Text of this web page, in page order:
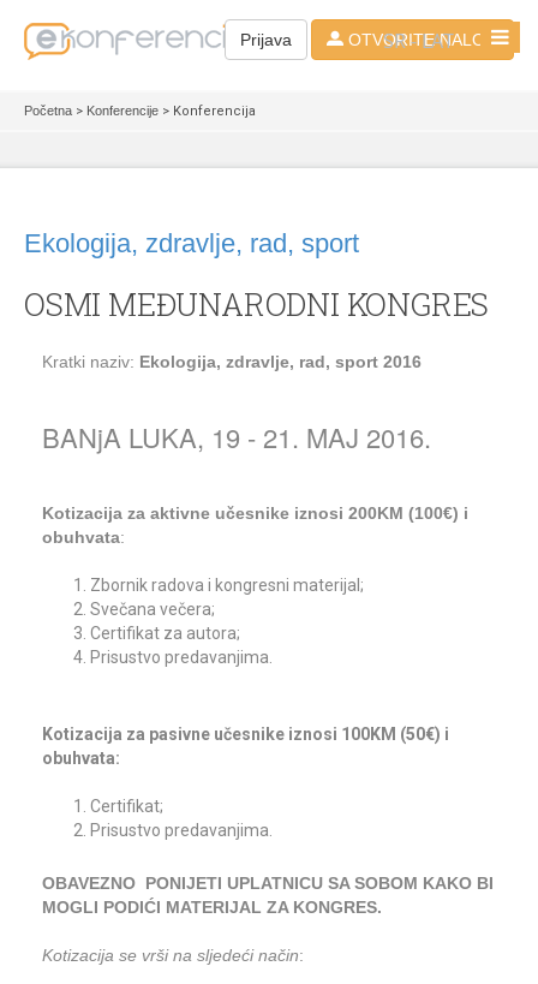
Prijava OTVORITE NALOG
SR - LAT
Početna > Konferencije > Konferencija
Ekologija, zdravlje, rad, sport
OSMI MEĐUNARODNI KONGRES
Kratki naziv: Ekologija, zdravlje, rad, sport 2016
BANjA LUKA, 19 - 21. MAJ 2016.
Kotizacija za aktivne učesnike iznosi 200KM (100€) i
obuhvata:
Zbornik radova i kongresni materijal;
Svečana večera;
Certifikat za autora;
Prisustvo predavanjima.
Kotizacija za pasivne učesnike iznosi 100KM (50€) i
obuhvata:
Certifikat;
Prisustvo predavanjima.
OBAVEZNO PONIJETI UPLATNICU SA SOBOM KAKO BI
MOGLI PODIĆI MATERIJAL ZA KONGRES.
Kotizacija se vrši na sljedeći način: